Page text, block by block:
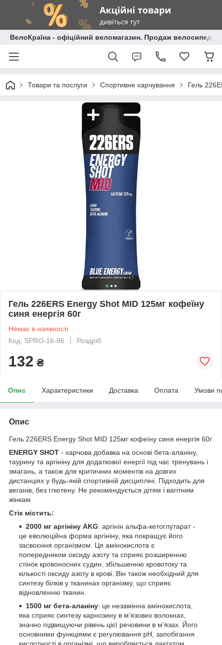
ВелоКраїна - офіційний веломагазин. Продаж велосипедів
Товари та послуги Спортивне харчування Гель
Гель 226ERS Energy Shot MID 125мг кофеїну
синя енергія 60г
Немає в наявності
Код: SPRO-16-86
Роздріб
132 ₴
Опис Характеристики Доставка Оплата Умови
Опис
Гель 226ERS Energy Shot MID 125мг кофеїну синя енергія 60г
ENERGY SHOT - харчова добавка на основі бета-аланіну,
таурину та аргініну для додаткової енергії під час тренувань і
змагань, а також для критичних моментів на довгих
дистанціях у будь-якій спортивній дисципліні. Підходить для
веганів, без глютену. Не рекомендується дітям і вагітним
жінкам
Стік містить:
2000 мг аргініну AKG: аргінін альфа-кетоглутарат -
це еволюційна форма аргініну, яка покращує його
засвоєння організмом. Ця амінокислота є
попередником оксиду азоту та сприяє розширенню
стінок кровоносних судин, збільшенню кровотоку та
кількості оксиду азоту в крові. Він також необхідний для
синтезу білків у тканинах організму, що сприяє
відновленню тканин.
1500 мг бета-аланіну: це незамінна амінокислота,
яка сприяє синтезу карнозину в м’язових волокнах,
значно підвищуючи рівень цієї речовини в м’язах. Його
основними функціями є регулювання рН, запобігання
кислотності в організмі, що виробляється лактатом,